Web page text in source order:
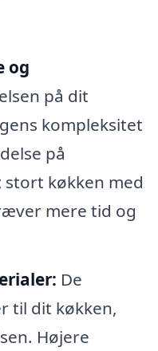
og
på dit
kompleksitet
på
køkken med
mere tid og
De
til dit køkken,
Højere